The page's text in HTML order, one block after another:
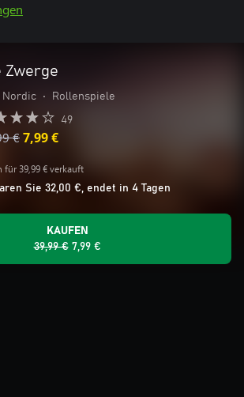
Zwerge
Nordic • Rollenspiele
49
€7,99 €
für 39,99 € verkauft
Sie 32,00 €, endet in 4 Tagen
KAUFEN
39,99 € 7,99 €